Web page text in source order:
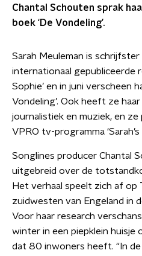
Chantal Schouten sprak
boek ‘De Vondeling’.
Sarah Meuleman is
internationaal gepubliceerde
Sophie’ en in juni verscheen
Vondeling’. Ook heeft ze
journalistiek en muziek, en
VPRO tv-programma ‘Sarah’s
Songlines producer Chantal
uitgebreid over de
Het verhaal speelt zich af op
zuidwesten van Engeland in
Voor haar research
winter in een piepklein huisje
dat 80 inwoners heeft. “In